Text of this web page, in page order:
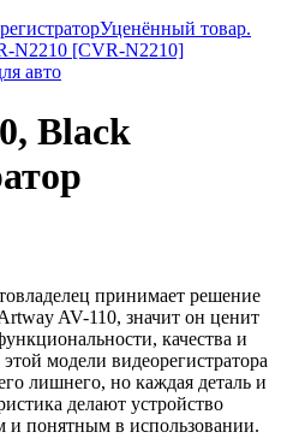
Уценённый товар.
N2210 [CVR-N2210]
авто
Black
принимает решение
AV-110, значит он ценит
качества и
модели видеорегистратора
лишнего, но каждая деталь и
делают устройство
и понятным в использовании.